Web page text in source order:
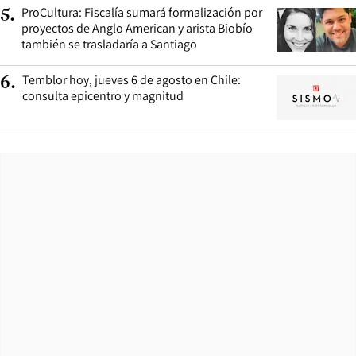
5. ProCultura: Fiscalía sumará formalización por
proyectos de Anglo American y arista Biobío
también se trasladaría a Santiago
6. Temblor hoy, jueves 6 de agosto en Chile:
consulta epicentro y magnitud